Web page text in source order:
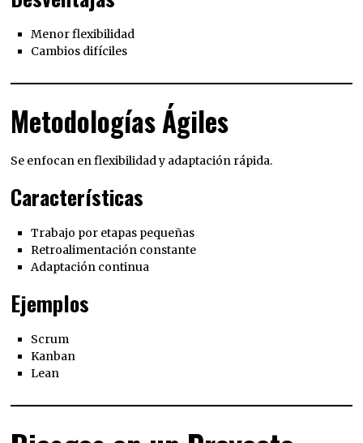
Menor flexibilidad
Cambios difíciles
Metodologías Ágiles
Se enfocan en flexibilidad y adaptación rápida.
Características
Trabajo por etapas pequeñas
Retroalimentación constante
Adaptación continua
Ejemplos
Scrum
Kanban
Lean